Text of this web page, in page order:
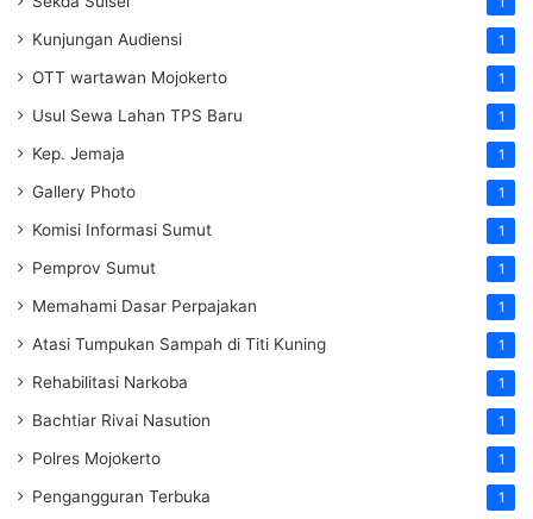
Kunjungan Audiensi 1
OTT wartawan Mojokerto 1
Usul Sewa Lahan TPS Baru 1
Kep. Jemaja 1
Gallery Photo 1
Komisi Informasi Sumut 1
Pemprov Sumut 1
Memahami Dasar Perpajakan 1
Atasi Tumpukan Sampah di Titi Kuning 1
Rehabilitasi Narkoba 1
Bachtiar Rivai Nasution 1
Polres Mojokerto 1
Pengangguran Terbuka 1